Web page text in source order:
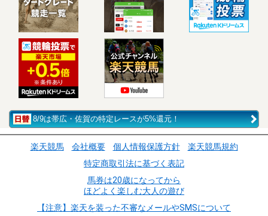
8/9は帯広・佐賀の特定レースが5%還元！
楽天競馬 会社概要 個人情報保護方針
楽天競馬規約
特定商取引法に基づく表記
馬券は20歳になってから
ほどよく楽しむ大人の遊び
【注意】楽天を装った不審なメールやSMSについて